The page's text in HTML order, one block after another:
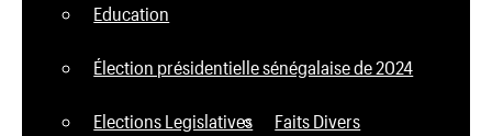
Education
Élection présidentielle sénégalaise de 2024
Elections Legislatives Faits Divers